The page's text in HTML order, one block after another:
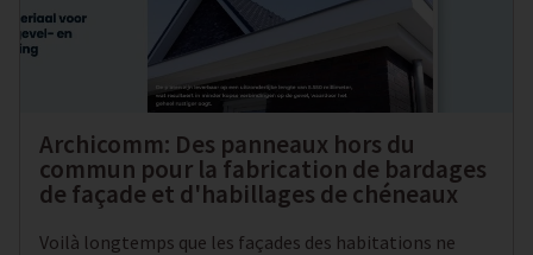
Archicomm: Des panneaux hors du
commun pour la fabrication de bardages
de façade et d'habillages de chéneaux
Voilà longtemps que les façades des habitations ne